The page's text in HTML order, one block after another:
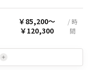
￥85,200〜
￥120,300
/ 時
間